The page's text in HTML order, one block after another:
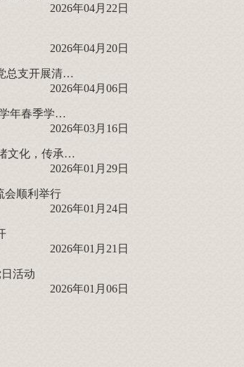
2026年04月22日
2026年04月20日
溯园追思承遗志，誓言铿锵践初心——上海大学文化遗产与信息管理学院研究生党总支开展清明节主题党日活动
2026年04月06日
文信扬帆筑梦行，春启新程向未来！上海大学文化遗产与信息管理学院2025-2026学年春季学期研究生首日教育顺利举行
2026年03月16日
支部动态 | 巡察办机关党委党支部与文信学院研究生第二党支部联合开展“追寻良渚文化，传承中华文脉”主题党日活动
2026年01月29日
会顺利举行
2026年01月24日
2026年01月21日
活动
2026年01月06日